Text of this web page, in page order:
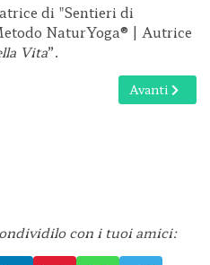
di "Sentieri di
NaturYoga® | Autrice
Vita”.
particolare nella vita?
Articolo
Avanti
con i tuoi amici: